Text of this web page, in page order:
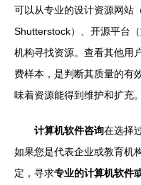
可以从专业的设计资源网站
Shutterstock）、开源平台
机构寻找资源。查看其他用
费样本，是判断其质量的有
味着资源能得到维护和扩充。
计算机软件咨询在选择
如果您是代表企业或教育机
定，寻求专业的计算机软件